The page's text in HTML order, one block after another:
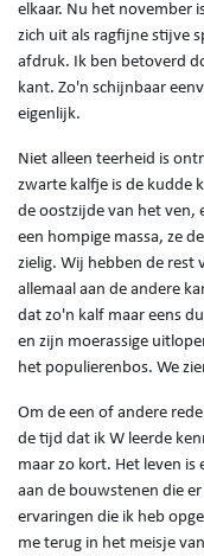
elkaar. Nu het november
zich uit als ragfijne stijve
afdruk. Ik ben betoverd
kant. Zo'n schijnbaar
eigenlijk.
Niet alleen teerheid is
zwarte kalfje is de kudde
de oostzijde van het ven,
een hompige massa, ze
zielig. Wij hebben de rest
allemaal aan de andere
dat zo'n kalf maar eens
en zijn moerassige
het populierenbos. We
Om de een of andere
de tijd dat ik W leerde
maar zo kort. Het leven
aan de bouwstenen die
ervaringen die ik heb
me terug in het meisje